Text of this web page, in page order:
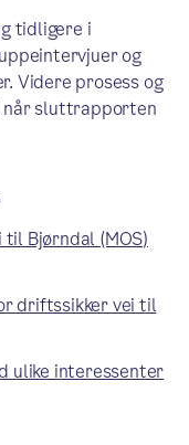
tidligere i
og
Videre prosess og
sluttrapporten
Bjørndal (MOS)
driftssikker vei til
ulike interessenter